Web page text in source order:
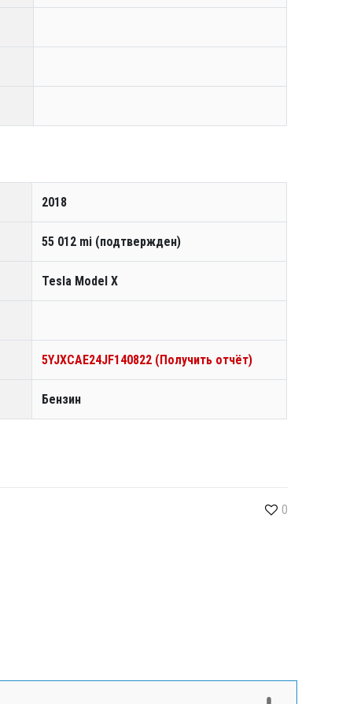
2018
55 012 mi (подтвержден)
Tesla Model X
5YJXCAE24JF140822 (Получить отчёт)
Бензин
0